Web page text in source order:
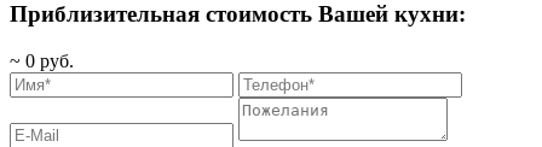
Приблизительная стоимость Вашей кухни:
~ 0 руб.